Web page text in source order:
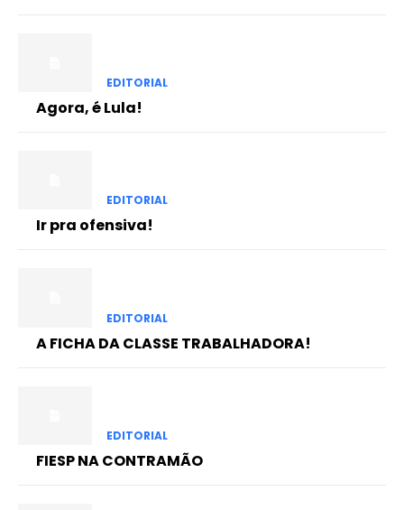
EDITORIAL
Agora, é Lula!
EDITORIAL
Ir pra ofensiva!
EDITORIAL
A FICHA DA CLASSE TRABALHADORA!
EDITORIAL
FIESP NA CONTRAMÃO